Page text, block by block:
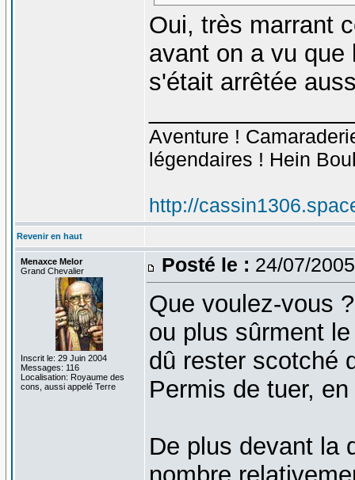
Oui, très marrant
avant on a vu
s'était arrêtée
Aventure !
légendaires ! Hein
http://
Revenir en haut
Menaxce Melor
Grand Chevalier
Inscrit le: 29 Juin 2004
Messages: 116
Localisation: Royaume des
cons, aussi appelé Terre
Posté le : 24/07/
Que voulez-vous
ou plus sûrment
dû rester scotché
Permis de tuer,
De plus devant la